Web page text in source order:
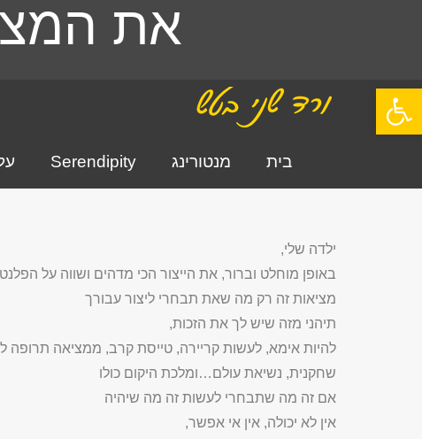
פתח סרגל נגישות
את
בית מנטורינג Serendipity
ילדה שלי,
באופן מוחלט וברור, את הייצור הכי מדהים ושווה על
מציאות זה רק מה שאת תבחרי ליצור עבורך
תיהני מזה שיש לך את הזכות,
להיות אימא, לעשות קריירה, טייסת קרב, ממציאה תרופה
שחקנית, נשיאת עולם…ומלכת היקום כולו
אם זה מה שתבחרי לעשות זה מה שיהיה
אין לא יכולה, אין אי אפשר,